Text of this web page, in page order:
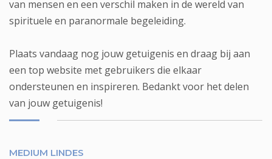
van mensen en een verschil maken in de wereld van
spirituele en paranormale begeleiding.
Plaats vandaag nog jouw getuigenis en draag bij aan
een top website met gebruikers die elkaar
ondersteunen en inspireren. Bedankt voor het delen
van jouw getuigenis!
MEDIUM LINDES